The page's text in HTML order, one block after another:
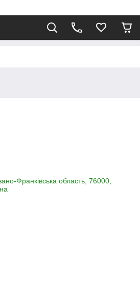
Франківська область, 76000,